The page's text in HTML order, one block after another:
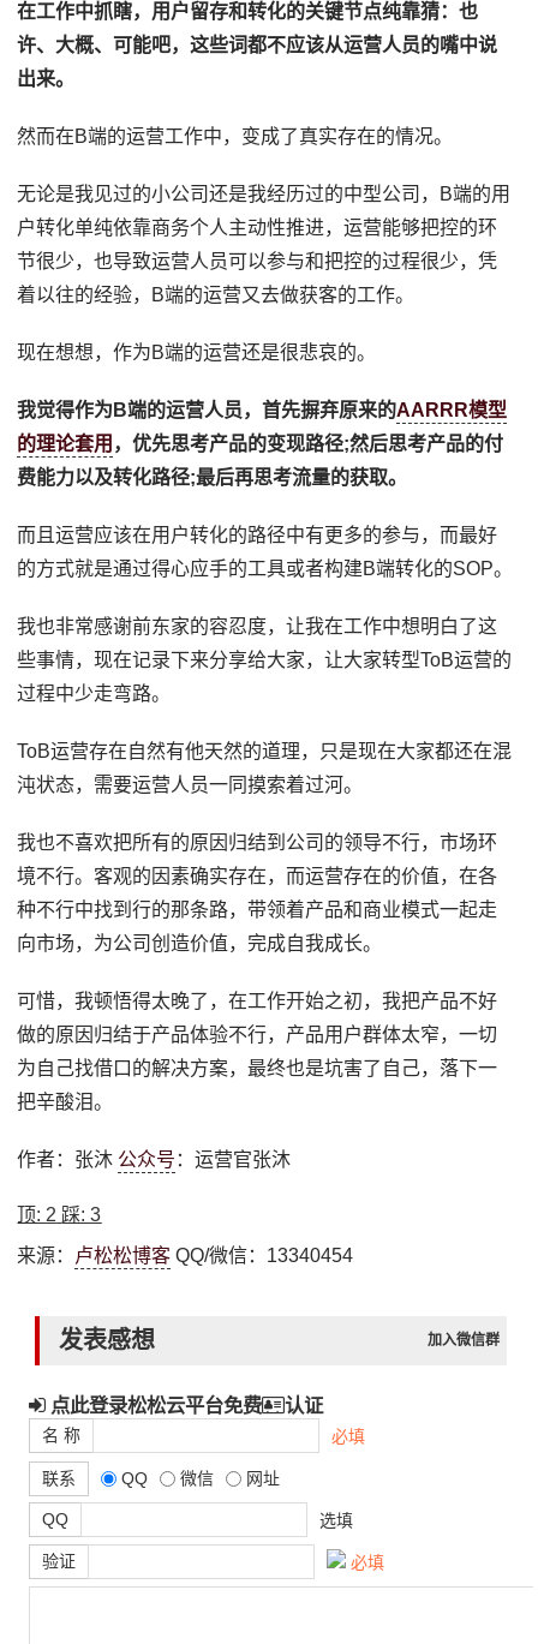
在工作中抓瞎，用户留存和转化的关键节点纯靠猜：也
许、大概、可能吧，这些词都不应该从运营人员的嘴中说
出来。
然而在B端的运营工作中，变成了真实存在的情况。
无论是我见过的小公司还是我经历过的中型公司，B端的用
户转化单纯依靠商务个人主动性推进，运营能够把控的环
节很少，也导致运营人员可以参与和把控的过程很少，凭
着以往的经验，B端的运营又去做获客的工作。
现在想想，作为B端的运营还是很悲哀的。
我觉得作为B端的运营人员，首先摒弃原来的AARRR模型
的理论套用 ，优先思考产品的变现路径;然后思考产品的付
费能力以及转化路径;最后再思考流量的获取。
而且运营应该在用户转化的路径中有更多的参与，而最好
的方式就是通过得心应手的工具或者构建B端转化的SOP。
我也非常感谢前东家的容忍度，让我在工作中想明白了这
些事情，现在记录下来分享给大家，让大家转型ToB运营的
过程中少走弯路。
ToB运营存在自然有他天然的道理，只是现在大家都还在混
沌状态，需要运营人员一同摸索着过河。
我也不喜欢把所有的原因归结到公司的领导不行，市场环
境不行。客观的因素确实存在，而运营存在的价值，在各
种不行中找到行的那条路，带领着产品和商业模式一起走
向市场，为公司创造价值，完成自我成长。
可惜，我顿悟得太晚了，在工作开始之初，我把产品不好
做的原因归结于产品体验不行，产品用户群体太窄，一切
为自己找借口的解决方案，最终也是坑害了自己，落下一
把辛酸泪。
作者：张沐 公众号 ：运营官张沐
顶: 2 踩:3
来源： 卢松松博客 QQ/微信：13340454
发表感想 加入微信群
点此登录松松云平台免费 认证
名 称 必填
联系 QQ 微信 网址
QQ 选填
验证 必填